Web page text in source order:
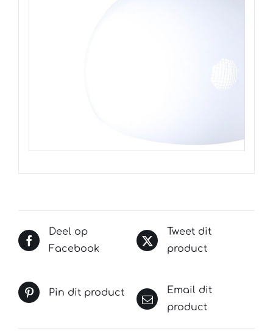
Deel op
Facebook
Tweet dit
product
Pin dit product
Email dit
product